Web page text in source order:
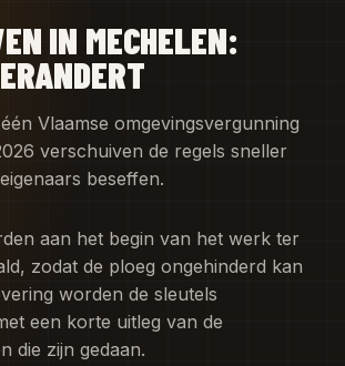
IN MECHELEN:
Vlaamse omgevingsvergunning
verschuiven de regels sneller
beseffen.
aan het begin van het werk ter
zodat de ploeg ongehinderd kan
worden de sleutels
een korte uitleg van de
die zijn gedaan.